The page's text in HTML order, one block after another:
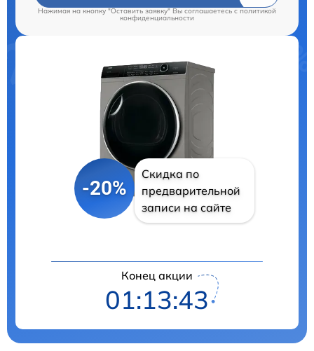
Нажимая на кнопку "Оставить заявку" Вы соглашаетесь cполитикой
конфиденциальности
-20%
Скидка по
предварительной
записи на сайте
Конец акции
01:13:42